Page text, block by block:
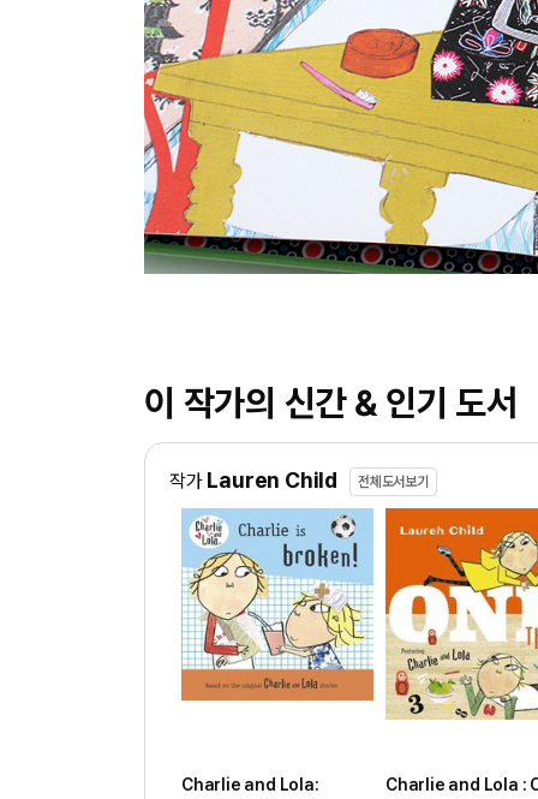
이 작가의 신간 & 인기 도서
작가 Lauren Child 전체도서보기
Charlie and Lola:
Charlie and Lola :